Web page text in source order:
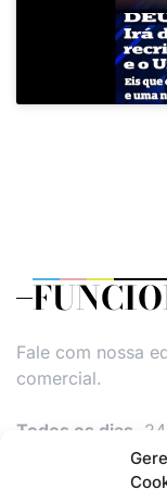
Fale com nossa
comercial.
Todos os dias,